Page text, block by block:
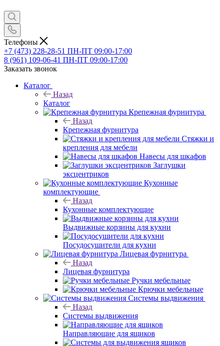
Телефоны
+7 (473) 228-28-51 ПН-ПТ 09:00-17:00
8 (961) 109-06-41 ПН-ПТ 09:00-17:00
Заказать звонок
Каталог
Назад
Каталог
Крепежная фурнитура
Назад
Крепежная фурнитура
Стяжки и
крепления для мебели
Навесы для шкафов
Заглушки
эксцентриков
Кухонные
комплектующие
Назад
Кухонные комплектующие
Выдвижные корзины для кухни
Посудосушители для кухни
Лицевая фурнитура
Назад
Лицевая фурнитура
Ручки мебельные
Крючки мебельные
Системы выдвижения
Назад
Системы выдвижения
Направляющие для ящиков